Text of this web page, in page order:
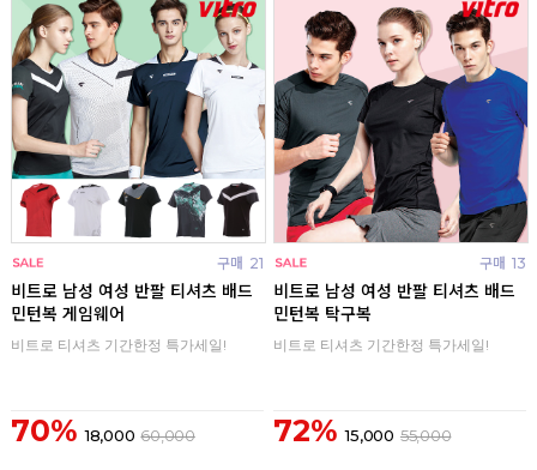
구매 21
비트로 남성 여성 반팔 티셔츠 배드
민턴복 게임웨어
비트로 티셔츠 기간한정 특가세일!
70% 18,000 60,000
구매 13
비트로 남성 여성 반팔 티셔츠 배드
민턴복 탁구복
비트로 티셔츠 기간한정 특가세일!
72% 15,000 55,000